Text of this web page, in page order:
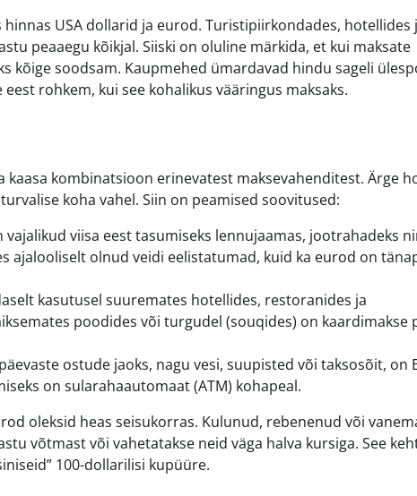
USA dollarid ja eurod. Turistipiirkondades, hotellides
peaaegu kõikjal. Siiski on oluline märkida, et kui maksate
kõige soodsam. Kaupmehed ümardavad hindu sageli
rohkem, kui see kohalikus vääringus maksaks.
kombinatsioon erinevatest maksevahenditest. Ärge
koha vahel. Siin on peamised soovitused:
vajalikud viisa eest tasumiseks lennujaamas, jootrahadeks
ajalooliselt olnud veidi eelistatumad, kuid ka eurod on
kasutusel suuremates hotellides, restoranides ja
poodides või turgudel (souqides) on kaardimakse
ostude jaoks, nagu vesi, suupisted või taksosõit, on
on sularahaautomaat (ATM) kohapeal.
oleksid heas seisukorras. Kulunud, rebenenud või
võtmast või vahetatakse neid väga halva kursiga. See
100-dollarilisi kupüüre.